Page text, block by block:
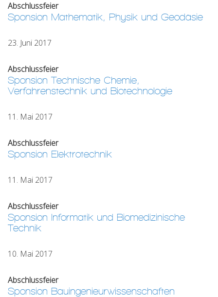
Abschlussfeier
Sponsion Mathematik, Physik und Geodäsie
23. Juni 2017
Abschlussfeier
Sponsion Technische Chemie,
Verfahrenstechnik und Biotechnologie
11. Mai 2017
Abschlussfeier
Sponsion Elektrotechnik
11. Mai 2017
Abschlussfeier
Sponsion Informatik und Biomedizinische
Technik
10. Mai 2017
Abschlussfeier
Sponsion Bauingenieurwissenschaften